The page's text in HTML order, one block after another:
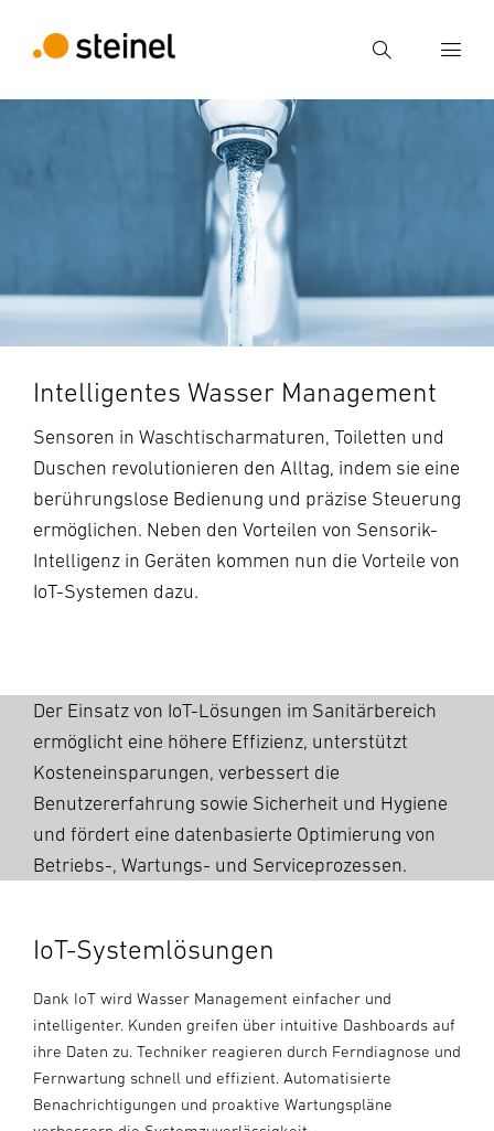
Suche
Intelligentes Wasser Management
Sensoren in Waschtischarmaturen, Toiletten und
Duschen revolutionieren den Alltag, indem sie eine
berührungslose Bedienung und präzise Steuerung
ermöglichen. Neben den Vorteilen von Sensorik-
Intelligenz in Geräten kommen nun die Vorteile von
IoT-Systemen dazu.
Der Einsatz von IoT-Lösungen im Sanitärbereich
ermöglicht eine höhere Effizienz, unterstützt
Kosteneinsparungen, verbessert die
Benutzererfahrung sowie Sicherheit und Hygiene
und fördert eine datenbasierte Optimierung von
Betriebs-, Wartungs- und Serviceprozessen.
IoT-Systemlösungen
Dank IoT wird Wasser Management einfacher und
intelligenter. Kunden greifen über intuitive Dashboards auf
ihre Daten zu. Techniker reagieren durch Ferndiagnose und
Fernwartung schnell und effizient. Automatisierte
Benachrichtigungen und proaktive Wartungspläne